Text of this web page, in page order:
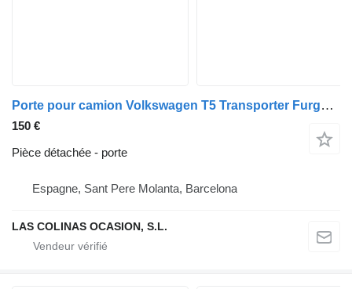
Porte pour camion Volkswagen T5 Transporter Furgón/Combi (7H)(04.2003->)
150 €
Pièce détachée - porte
Espagne, Sant Pere Molanta, Barcelona
LAS COLINAS OCASION, S.L.